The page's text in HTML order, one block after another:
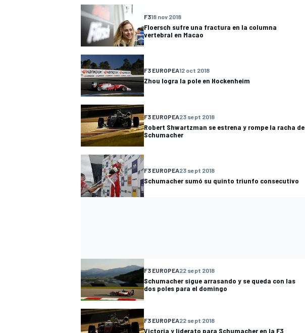
WRC
F318 nov 2018
Floersch sufre una fractura en la columna
vertebral en Macao
F3 EUROPEA12 oct 2018
Zhou logra la pole en Hockenheim
F3 EUROPEA23 sept 2018
Robert Shwartzman se estrena y rompe la racha de
Schumacher
F3 EUROPEA23 sept 2018
Schumacher sumó su quinto triunfo consecutivo
F3 EUROPEA22 sept 2018
Schumacher sigue arrasando y se queda con las
dos poles para el domingo
F3 EUROPEA22 sept 2018
Victoria y liderato para Schumacher en la F3